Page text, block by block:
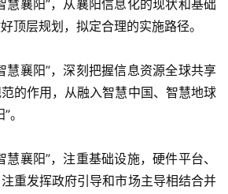
慧襄阳”，从襄阳信息化的现状和基础
顶层规划，拟定合理的实施路径。
慧襄阳”，深刻把握信息资源全球共享
的作用，从融入智慧中国、智慧地球
。
慧襄阳”，注重基础设施，硬件平台、
重发挥政府引导和市场主导相结合并